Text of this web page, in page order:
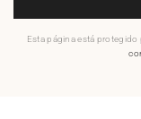
Esta página está protegido